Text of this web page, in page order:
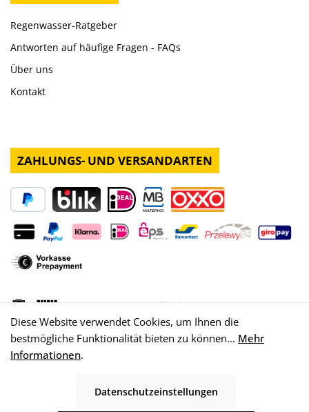
Regenwasser-Ratgeber
Antworten auf häufige Fragen - FAQs
Über uns
Kontakt
ZAHLUNGS- UND VERSANDARTEN
Diese Website verwendet Cookies, um Ihnen die
bestmögliche Funktionalität bieten zu können... Mehr
Informationen.
Datenschutzeinstellungen